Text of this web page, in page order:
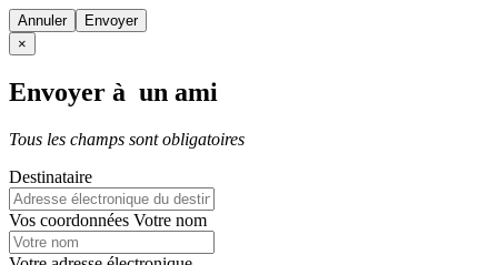
Annuler
×
Envoyer à un ami
Tous les champs sont obligatoires
Destinataire
Vos coordonnées Votre nom